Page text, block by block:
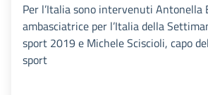
Per l’Italia sono intervenuti Antonella
ambasciatrice per l’Italia della
sport 2019 e Michele Sciscioli, capo
sport